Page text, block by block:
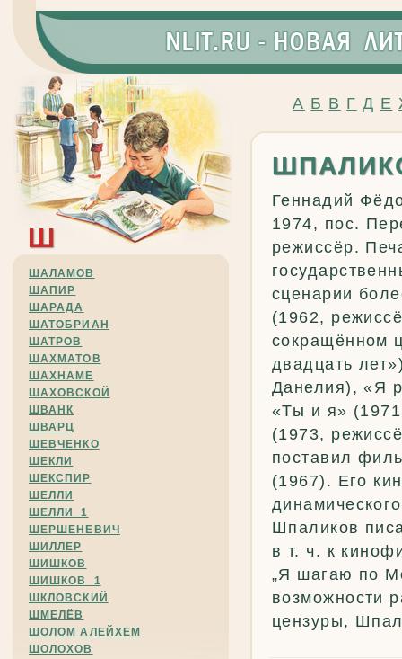
Ш
ШАЛАМОВ
ШАПИР
ШАРАДА
ШАТОБРИАН
ШАТРОВ
ШАХМАТОВ
ШАХНАМЕ
ШАХОВСКОЙ
ШВАНК
ШВАРЦ
ШЕВЧЕНКО
ШЕКЛИ
ШЕКСПИР
ШЕЛЛИ
ШЕЛЛИ_1
ШЕРШЕНЕВИЧ
ШИЛЛЕР
ШИШКОВ
ШИШКОВ_1
ШКЛОВСКИЙ
ШМЕЛЁВ
ШОЛОМ АЛЕЙХЕМ
ШОЛОХОВ
А Б В Г Д Е
Геннадий
1974, пос.
режиссёр.
сценарии
(1962,
сокращённом
двадцать
Данелия), «Я
«Ты и я»
(1973,
поставил
(1967). Его
Шпаликов
в т. ч. к
„Я шагаю по
возможности
цензуры,